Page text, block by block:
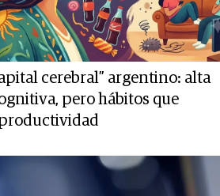
cerebral” argentino: alta
pero hábitos que